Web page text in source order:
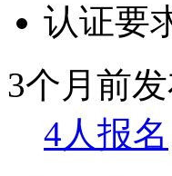
认证要
3个月前
4人报名